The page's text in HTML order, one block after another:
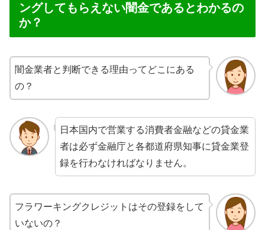
ングしてもらえない闇金であるとわかるの
か？
闇金業者と判断できる理由ってどこにある
の？
日本国内で営業する消費者金融などの貸金業
者は必ず金融庁と各都道府県知事に貸金業登
録を行わなければなりません。
フラワーキングクレジットはその登録をして
いないの？